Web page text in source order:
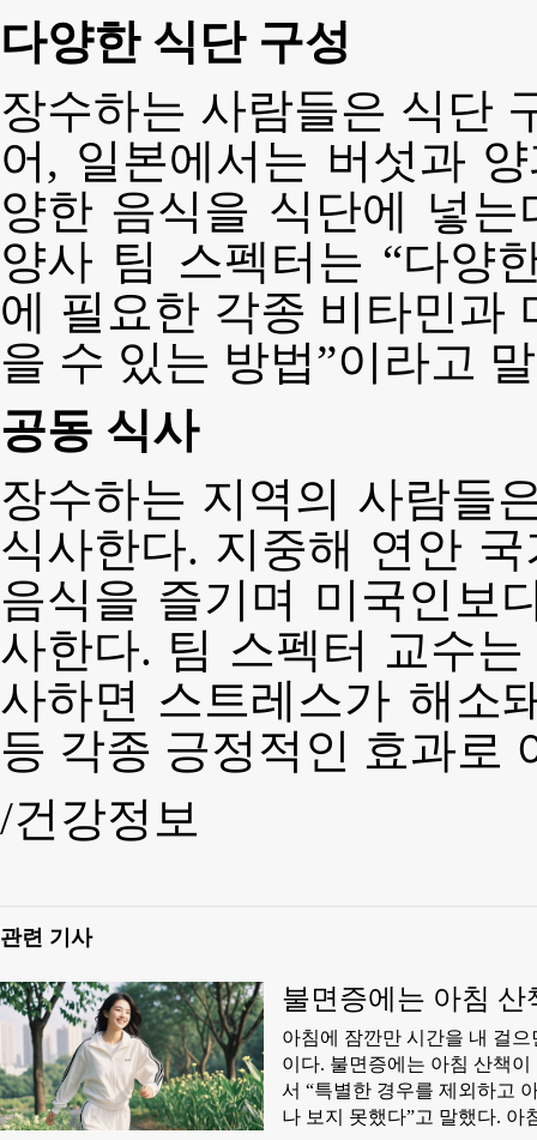
다양한 식단 구성
장수하는 사람들은 식단
어, 일본에서는 버섯과
양한 음식을 식단에 넣
양사 팀 스펙터는 “다양
에 필요한 각종 비타민과
을 수 있는 방법”이라고
공동 식사
장수하는 지역의 사람들
식사한다. 지중해 연안
음식을 즐기며 미국인보
사한다. 팀 스펙터 교수
사하면 스트레스가 해소
등 각종 긍정적인 효과로
/건강정보
관련 기사
불면증에는 아침 산
아침에 잠깐만 시간을 내 걸
이다. 불면증에는 아침 산책이 특효약이다. 고대안암병원 정신건강의학과 리헌정 교수는 그의 저서에
서 “특별한 경우를 제외하고
나 보지 못했다”고 말했다. 아